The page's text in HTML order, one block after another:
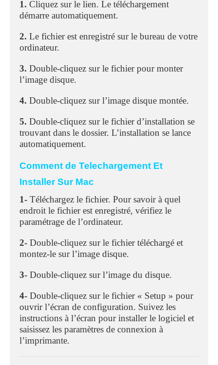
1. Cliquez sur le lien. Le téléchargement
démarre automatiquement.
2. Le fichier est enregistré sur le bureau de votre
ordinateur.
3. Double-cliquez sur le fichier pour monter
l’image disque.
4. Double-cliquez sur l’image disque montée.
5. Double-cliquez sur le fichier d’installation se
trouvant dans le dossier. L’installation se lance
automatiquement.
Comment de Telechargement Et
Installer Sur Mac
1- Téléchargez le fichier. Pour savoir à quel
endroit le fichier est enregistré, vérifiez le
paramétrage de l’ordinateur.
2- Double-cliquez sur le fichier téléchargé et
montez-le sur l’image disque.
3- Double-cliquez sur l’image du disque.
4- Double-cliquez sur le fichier « Setup » pour
ouvrir l’écran de configuration. Suivez les
instructions à l’écran pour installer le logiciel et
saisissez les paramètres de connexion à
l’imprimante.